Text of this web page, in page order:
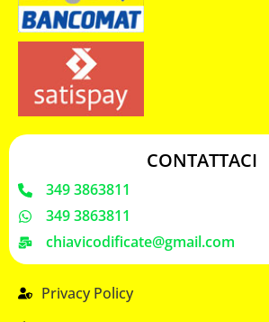
CONTATTACI
349 3863811
349 3863811
chiavicodificate@gmail.com
Privacy Policy